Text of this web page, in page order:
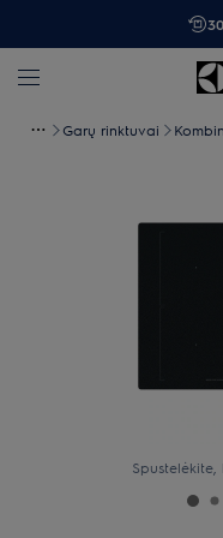
Garų rinktuvai